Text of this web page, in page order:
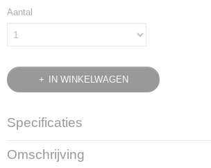
Aantal
IN WINKELWAGEN
Specificaties
Productcode
1032-269
Omschrijving